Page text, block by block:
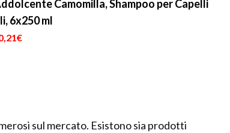
Camomilla, Shampoo per Capelli
6x250 ml
sul mercato. Esistono sia prodotti